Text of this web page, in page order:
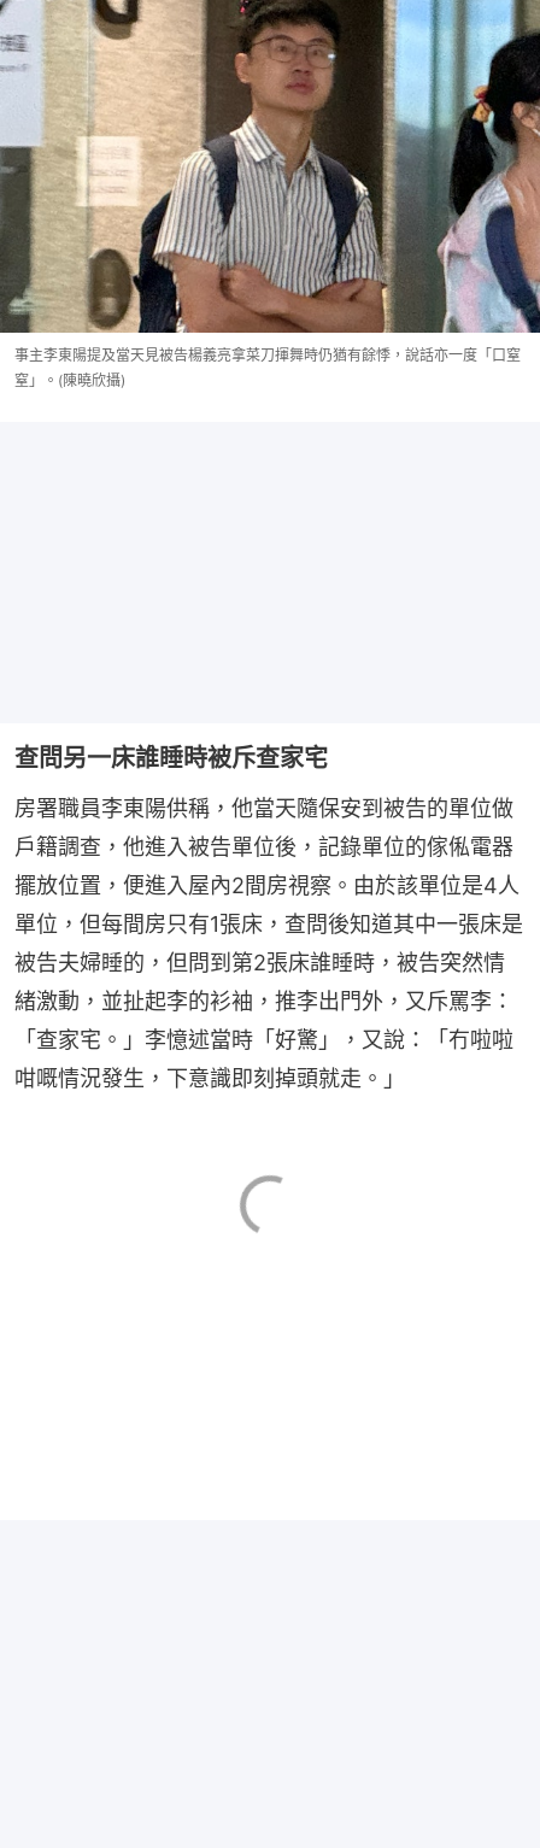
事主李東陽提及當天見被告楊義亮拿菜刀揮舞時仍猶有餘悸，說話亦一度「口窒
窒」。(陳曉欣攝)
查問另一床誰睡時被斥查家宅
房署職員李東陽供稱，他當天隨保安到被告的單位做
戶籍調查，他進入被告單位後，記錄單位的傢俬電器
擺放位置，便進入屋內2間房視察。由於該單位是4人
單位，但每間房只有1張床，查問後知道其中一張床是
被告夫婦睡的，但問到第2張床誰睡時，被告突然情
緒激動，並扯起李的衫袖，推李出門外，又斥罵李：
「查家宅。」李憶述當時「好驚」，又說：「冇啦啦
咁嘅情況發生，下意識即刻掉頭就走。」